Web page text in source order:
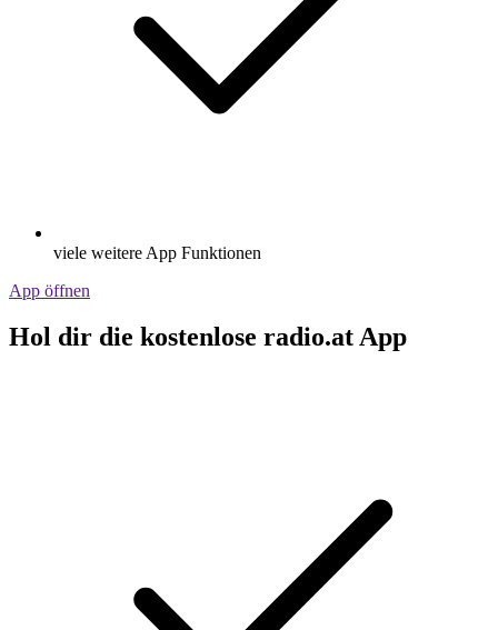
viele weitere App Funktionen
App öffnen
Hol dir die kostenlose radio.at App